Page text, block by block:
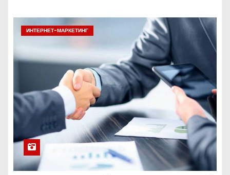
ИНТЕРНЕТ-МАРКЕТИНГ